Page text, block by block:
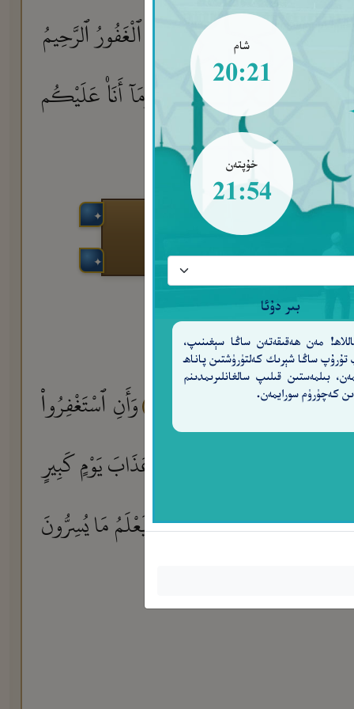
شام
20:21
خۇپتەن
21:54
بىر دۇئا
مەن ھەقىقەتەن ساڭا سېغىنىپ،
تۇرۇپ ساڭا شېرىك كەلتۈرۈشتىن پاناھ
بىلمەستىن قىلىپ سالغانلىرىمدىنم
كەچۈرۈم سورايمەن.
يَشَآءُ مِنْ عِبَادِهِۦ ۚ وَهُوَ ٱلْغَفُورُ ٱلرَّحِيمُ
ضَلَّ فَإِنَّمَا يَضِلُّ عَلَيْهَا ۖ وَمَآ أَنَا۠ عَلَيْكُم
لَكُم مِّنْهُ نَذِيرٌ وَبَشِيرٌ
وَأَنِ ٱسْتَغْفِرُوا۟
فَإِنِّىٓ أَخَافُ عَلَيْكُمْ عَذَابَ يَوْمٍ كَبِيرٍ
أَلَا حِينَ يَسْتَغْشُونَ ثِيَابَهُمْ يَعْلَمُ مَا يُسِرُّونَ